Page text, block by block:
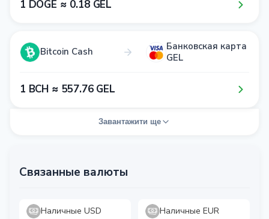
1​ DOGE ≈ 0​.1​8​ GEL
Bitcoin Cash
Банковская карта
GEL
1​ BCH ≈ 5​5​7​.7​6​ GEL
Завантажити ще
Связанные валюты
Наличные USD Наличные EUR